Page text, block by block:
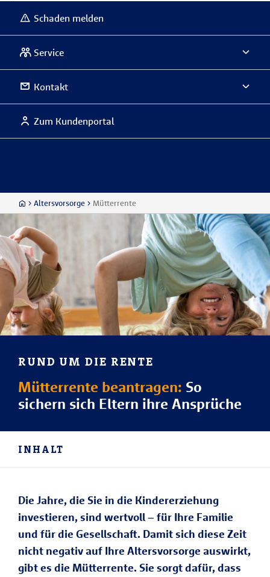
Schaden melden
Service
Kontakt
Zum Kundenportal
Altersvorsorge Mütterrente
RUND UM DIE RENTE
Mütterrente beantragen: So
sichern sich Eltern ihre Ansprüche
INHALT
Die Jahre, die Sie in die Kindererziehung
investieren, sind wertvoll – für Ihre Familie
und für die Gesellschaft. Damit sich diese Zeit
nicht negativ auf Ihre Altersvorsorge auswirkt,
gibt es die Mütterrente. Sie sorgt dafür, dass